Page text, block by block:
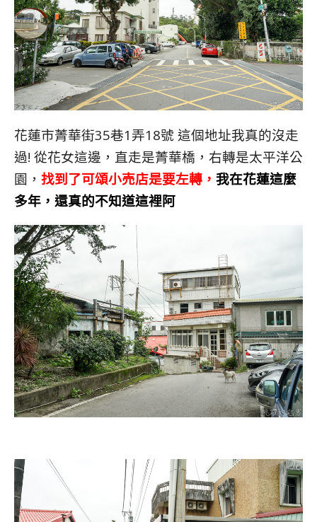
花蓮市菁華街35巷1弄18號 這個地址我真的沒走
過! 從花女這邊，直走是菁華橋，右轉是太平洋公
園， 找到了可頌小売店是要左轉， 我在花蓮這麼
多年，還真的不知道這裡阿